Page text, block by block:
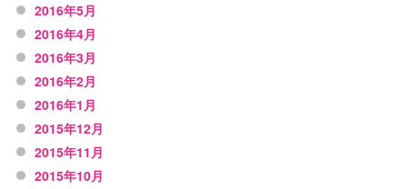
2016年5月
2016年4月
2016年3月
2016年2月
2016年1月
2015年12月
2015年11月
2015年10月